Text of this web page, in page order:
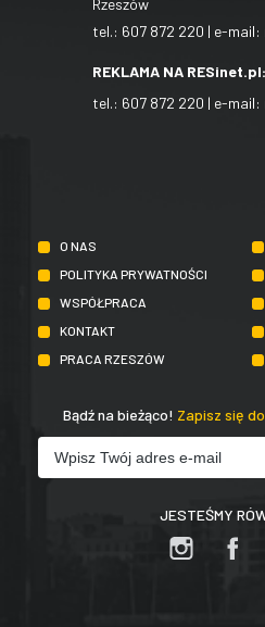
tel.: 607 872 220 | e-mail:
REKLAMA NA RESinet.pl:
tel.: 607 872 220 | e-mail:
O NAS
POLITYKA PRYWATNOŚCI
WSPÓŁPRACA
KONTAKT
PRACA RZESZÓW
Bądź na bieżąco! Zapisz się
JESTEŚMY